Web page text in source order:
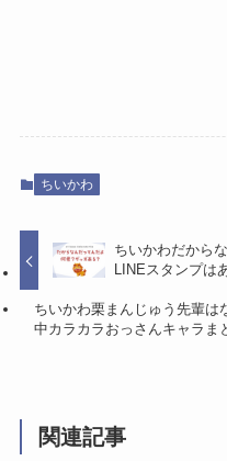
ちいかわ
ちいかわだから
LINEスタンプは
ちいかわ栗まんじゅう先輩は
中カラカラおっさんキャラま
関連記事